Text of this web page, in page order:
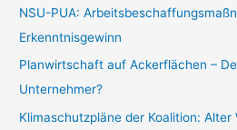
n
a
c
h
NSU-PUA:
Erkenntnisgewinn
Planwirtschaft auf Ackerflächen –
Unternehmer?
Klimaschutzpläne der Koalition: Alter